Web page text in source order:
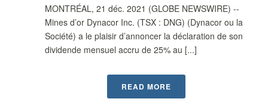
MONTRÉAL, 21 déc. 2021 (GLOBE NEWSWIRE) --
Mines d’or Dynacor Inc. (TSX : DNG) (Dynacor ou la
Société) a le plaisir d’annoncer la déclaration de son
dividende mensuel accru de 25% au [...]
READ MORE